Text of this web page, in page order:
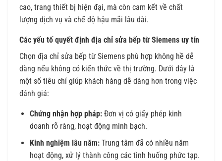
cao, trang thiết bị hiện đại, mà còn cam kết về chất
lượng dịch vụ và chế độ hậu mãi lâu dài.
Các yếu tố quyết định địa chỉ sửa bếp từ Siemens uy tín
Chọn địa chỉ sửa bếp từ Siemens phù hợp không hề dễ
dàng nếu không có kiến thức về thị trường. Dưới đây là
một số tiêu chí giúp khách hàng dễ dàng hơn trong việc
đánh giá:
Chứng nhận hợp pháp:Đơn vị có giấy phép kinh
doanh rõ ràng, hoạt động minh bạch.
Kinh nghiệm lâu năm:Trung tâm đã có nhiều năm
hoạt động, xử lý thành công các tình huống phức tạp.